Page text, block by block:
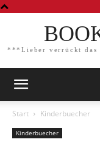
***Lieber verrückt das
Start Kinderbuecher
Kinderbuecher